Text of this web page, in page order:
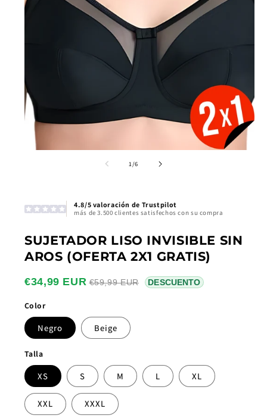
1/de
6
4.8/5 valoración de Trustpilot
más de 3.500 clientes satisfechos con su compra
SUJETADOR LISO INVISIBLE SIN
AROS (OFERTA 2X1 GRATIS)
€34,99 EUR €59,99 EUR DESCUENTO
Color
Negro Beige
Talla
XS S M L XL
XXL XXXL